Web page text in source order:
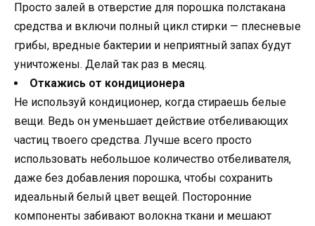
Просто залей в отверстие для порошка полстакана
средства и включи полный цикл стирки — плесневые
грибы, вредные бактерии и неприятный запах будут
уничтожены. Делай так раз в месяц.
Откажись от кондиционера
Не используй кондиционер, когда стираешь белые
вещи. Ведь он уменьшает действие отбеливающих
частиц твоего средства. Лучше всего просто
использовать небольшое количество отбеливателя,
даже без добавления порошка, чтобы сохранить
идеальный белый цвет вещей. Посторонние
компоненты забивают волокна ткани и мешают